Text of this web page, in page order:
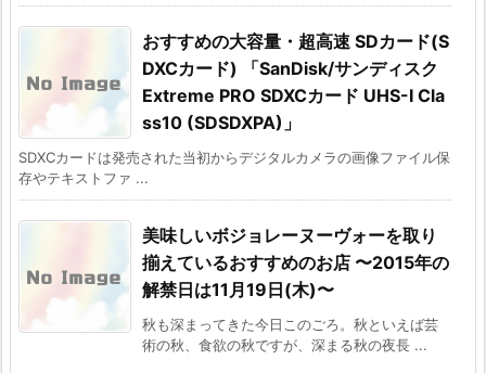
おすすめの大容量・超高速 SDカード(S
DXCカード) 「SanDisk/サンディスク
Extreme PRO SDXCカード UHS-I Cla
ss10 (SDSDXPA)」
SDXCカードは発売された当初からデジタルカメラの画像ファイル保
存やテキストファ ...
美味しいボジョレーヌーヴォーを取り
揃えているおすすめのお店 〜2015年の
解禁日は11月19日(木)〜
秋も深まってきた今日このごろ。秋といえば芸
術の秋、食欲の秋ですが、深まる秋の夜長 ...